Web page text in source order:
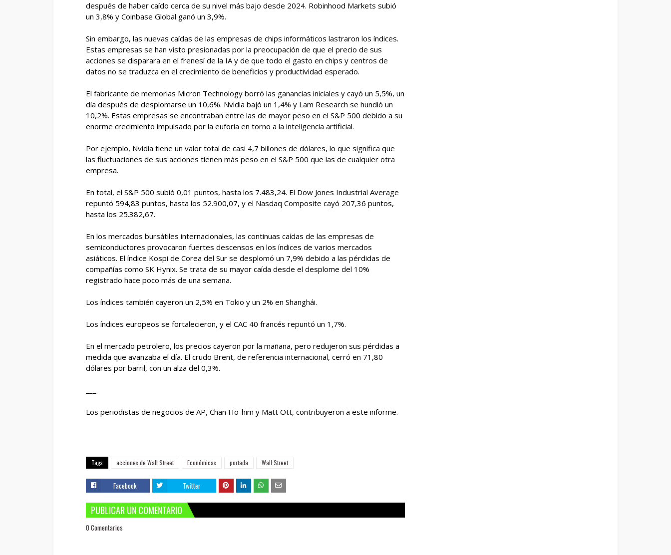
después de haber caído cerca de su nivel más bajo desde 2024. Robinhood Markets subió
un 3,8% y Coinbase Global ganó un 3,9%.
Sin embargo, las nuevas caídas de las empresas de chips informáticos lastraron los índices.
Estas empresas se han visto presionadas por la preocupación de que el precio de sus
acciones se disparara en el frenesí de la IA y de que todo el gasto en chips y centros de
datos no se traduzca en el crecimiento de beneficios y productividad esperado.
El fabricante de memorias Micron Technology borró las ganancias iniciales y cayó un 5,5%, un
día después de desplomarse un 10,6%. Nvidia bajó un 1,4% y Lam Research se hundió un
10,2%. Estas empresas se encontraban entre las de mayor peso en el S&P 500 debido a su
enorme crecimiento impulsado por la euforia en torno a la inteligencia artificial.
Por ejemplo, Nvidia tiene un valor total de casi 4,7 billones de dólares, lo que significa que
las fluctuaciones de sus acciones tienen más peso en el S&P 500 que las de cualquier otra
empresa.
En total, el S&P 500 subió 0,01 puntos, hasta los 7.483,24. El Dow Jones Industrial Average
repuntó 594,83 puntos, hasta los 52.900,07, y el Nasdaq Composite cayó 207,36 puntos,
hasta los 25.382,67.
En los mercados bursátiles internacionales, las continuas caídas de las empresas de
semiconductores provocaron fuertes descensos en los índices de varios mercados
asiáticos. El índice Kospi de Corea del Sur se desplomó un 7,9% debido a las pérdidas de
compañías como SK Hynix. Se trata de su mayor caída desde el desplome del 10%
registrado hace poco más de una semana.
Los índices también cayeron un 2,5% en Tokio y un 2% en Shanghái.
Los índices europeos se fortalecieron, y el CAC 40 francés repuntó un 1,7%.
En el mercado petrolero, los precios cayeron por la mañana, pero redujeron sus pérdidas a
medida que avanzaba el día. El crudo Brent, de referencia internacional, cerró en 71,80
dólares por barril, con un alza del 0,3%.
Los periodistas de negocios de AP, Chan Ho-him y Matt Ott, contribuyeron a este informe.
Tags acciones de Wall Street Económicas portada Wall Street
Facebook Twitter
PUBLICAR UN COMENTARIO
0 Comentarios